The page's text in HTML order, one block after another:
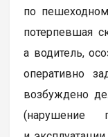
по
потерпевшая
а водитель,
оперативно
возбуждено
(нарушение